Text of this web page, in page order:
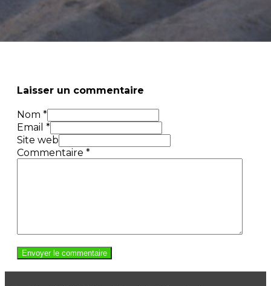
Laisser un commentaire
Nom *
Email *
Site web
Commentaire *